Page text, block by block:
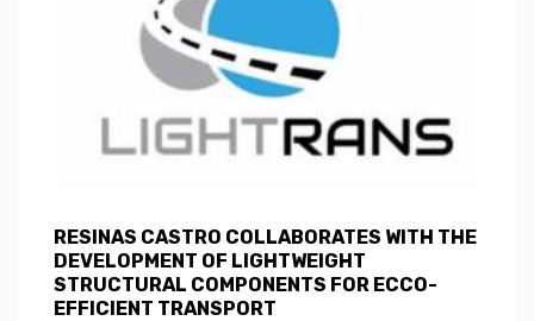
RESINAS CASTRO COLLABORATES WITH THE
DEVELOPMENT OF LIGHTWEIGHT
STRUCTURAL COMPONENTS FOR ECCO-
EFFICIENT TRANSPORT